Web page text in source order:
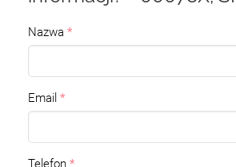
Nazwa
Email
Telefon